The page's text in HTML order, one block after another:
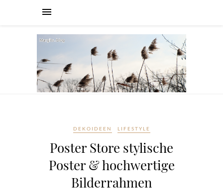
DEKOIDEEN LIFESTYLE
Poster Store stylische
Poster & hochwertige
Bilderrahmen